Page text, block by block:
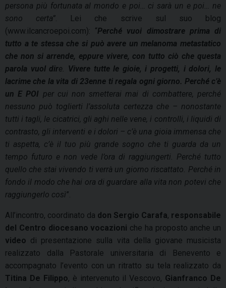
persona più fortunata al mondo e poi… ci sarà un e poi… ne
sono certa”. Lei che scrive sul suo blog
(www.ilcancroepoi.com): “Perché vuoi dimostrare prima di
tutto a te stessa che si può avere un melanoma metastatico
che non si arrende, eppure vivere, con tutto ciò che questa
parola vuol dire. Vivere tutte le gioie, i progetti, i dolori, le
lacrime che la vita di 23enne ti regala ogni giorno. Perché c’è
un E POI per cui non smetterai mai di combattere, perché
nessuno può toglierti l’assoluta certezza che – nonostante
tutti i tagli, le cicatrici, gli aghi nelle vene, i controlli, i liquidi di
contrasto, gli interventi e i dolori – c’è una gioia immensa che
ti aspetta, c’è il tuo più grande sogno che ti guarda da un
tempo futuro e non vede l’ora di raggiungerti. Perché tutto
quello che stai vivendo ti verrà un giorno riscattato. Perché in
fondo il modo che hai ora di guardare alla vita non potevi che
raggiungerlo così”.
All’incontro, coordinato da don Sergio Carafa, responsabile
del Centro diocesano vocazioni che ha proposto anche un
video di presentazione sulla vita della giovane musicista
realizzato dalla Pastorale universitaria di Benevento e
accompagnato l’evento con un ritratto su tela realizzato da
Titina De Filippo, è intervenuto il Vescovo, Gianfranco De